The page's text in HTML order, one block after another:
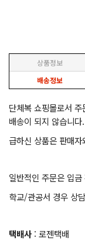
상품정보
배송정보
단체복 쇼핑몰로서
배송이 되지 않습니다.
급하신 상품은 판매
일반적인 주문은 입
학교/관공서 경우 상
택배사 : 로젠택배